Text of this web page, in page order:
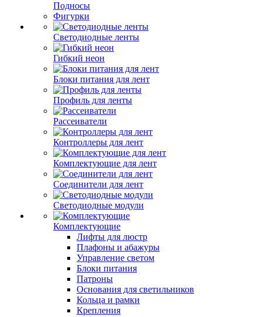
Подносы
Фигурки
Светодиодные ленты
Гибкий неон
Блоки питания для лент
Профиль для ленты
Рассеиватели
Контроллеры для лент
Комплектующие для лент
Соединители для лент
Светодиодные модули
Комплектующие
Лифты для люстр
Плафоны и абажуры
Управление светом
Блоки питания
Патроны
Основания для светильников
Кольца и рамки
Крепления